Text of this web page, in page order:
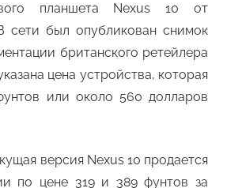
планшета Nexus 10 от
сети был опубликован снимок
британского ретейлера
цена устройства, которая
или около 560 долларов
версия Nexus 10 продается
по цене 319 и 389 фунтов за